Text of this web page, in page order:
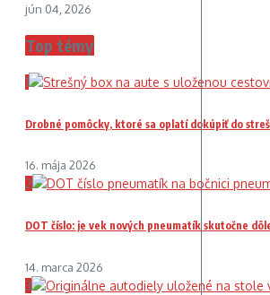
jún 04, 2026
Top témy
1
Drobné pomôcky, ktoré sa oplatí dokúpiť do
16. mája 2026
2
DOT číslo: je vek nových pneumatík skutočne
14. marca 2026
3